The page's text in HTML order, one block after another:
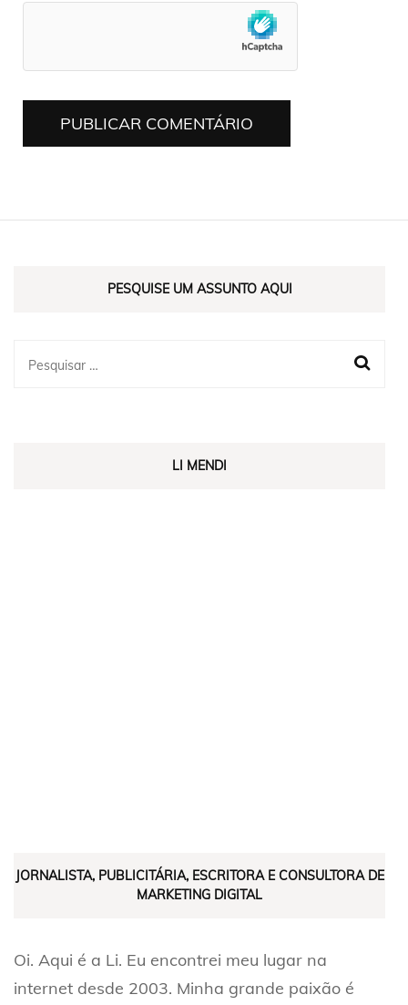
PESQUISE UM ASSUNTO AQUI
LI MENDI
JORNALISTA, PUBLICITÁRIA, ESCRITORA E CONSULTORA DE
MARKETING DIGITAL
Oi. Aqui é a Li. Eu encontrei meu lugar na
internet desde 2003. Minha grande paixão é